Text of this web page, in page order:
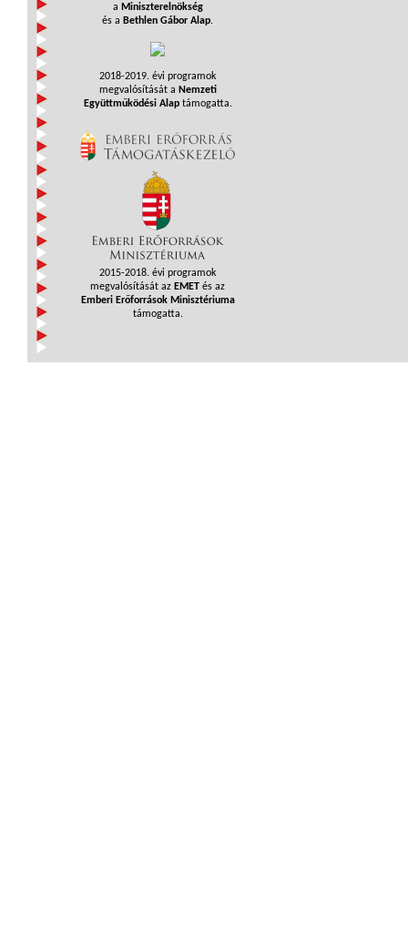
a Miniszterelnökség
és a Bethlen Gábor Alap.
2018-2019. évi programok
megvalósítását a Nemzeti
Együttműködési Alaptámogatta.
2015-2018. évi programok
megvalósítását az EMET és az
Emberi Erőforrások Minisztériuma
támogatta.